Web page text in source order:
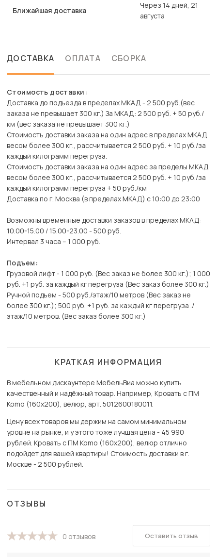
Ближайшая доставка
Через 14 дней, 21
августа
ДОСТАВКА ОПЛАТА СБОРКА
Стоимость доставки:
Доставка до подъезда в пределах МКАД - 2 500 руб.(вес
заказа не превышает 300 кг.) За МКАД: 2 500 руб. + 50 руб./
км (вес заказа не превышает 300 кг.)
Стоимость доставки заказа на один адрес в пределах МКАД
весом более 300 кг., рассчитывается 2 500 руб. + 10 руб./за
каждый килограмм перегруза.
Стоимость доставки заказа на один адрес за пределы МКАД
весом более 300 кг., рассчитывается 2 500 руб. + 10 руб./за
каждый килограмм перегруза + 50 руб./км
Доставка по г. Москва (в пределах МКАД) с 10:00 до 23:00
Возможны временные доставки заказов в пределах МКАД:
10.00-15.00 / 15.00-23.00 - 500 руб.
Интервал 3 часа – 1 000 руб.
Подъем:
Грузовой лифт - 1 000 руб. (Вес заказ не более 300 кг.); 1 000
руб. +1 руб. за каждый кг перегруза (Вес заказ более 300 кг.)
Ручной подъем - 500 руб./этаж/10 метров (Вес заказ не
более 300 кг.); 500 руб. +1 руб. за каждый кг перегруза ./
этаж/10 метров. (Вес заказ более 300 кг.)
КРАТКАЯ ИНФОРМАЦИЯ
В мебельном дискаунтере МебельВиа можно купить
качественный и надёжный товар. Например, Кровать с ПМ
Komo (160х200), велюр, арт. 5012600180011.
Цену всех товаров мы держим на самом минимальном
уровне на рынке, и у этого тоже лучшая цена - 45 990
рублей. Кровать с ПМ Komo (160х200), велюр отлично
подойдет для вашей квартиры! Стоимость доставки в г.
Москве - 2 500 рублей.
ОТЗЫВЫ
0 отзывов Оставить отзыв